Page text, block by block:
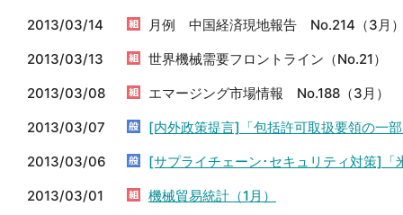
2013/03/14
月例 中国経済現地報告 No.214（3月
2013/03/13
世界機械需要フロントライン（No.21）
2013/03/08
エマージング市場情報 No.188（3月）
2013/03/07
[内外政策提言]「包括許可取扱要領の一
2013/03/06
[サプライチェーン･セキュリティ対策]「
2013/03/01
機械貿易統計（1月）